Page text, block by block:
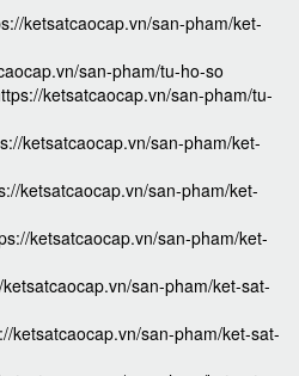
ketsatcaocap.vn/san-pham/ket-
san-pham/tu-ho-so
ketsatcaocap.vn/san-pham/tu-
ketsatcaocap.vn/san-pham/ket-
ketsatcaocap.vn/san-pham/ket-
ketsatcaocap.vn/san-pham/ket-
san-pham/ket-sat-
ketsatcaocap.vn/san-pham/ket-sat-